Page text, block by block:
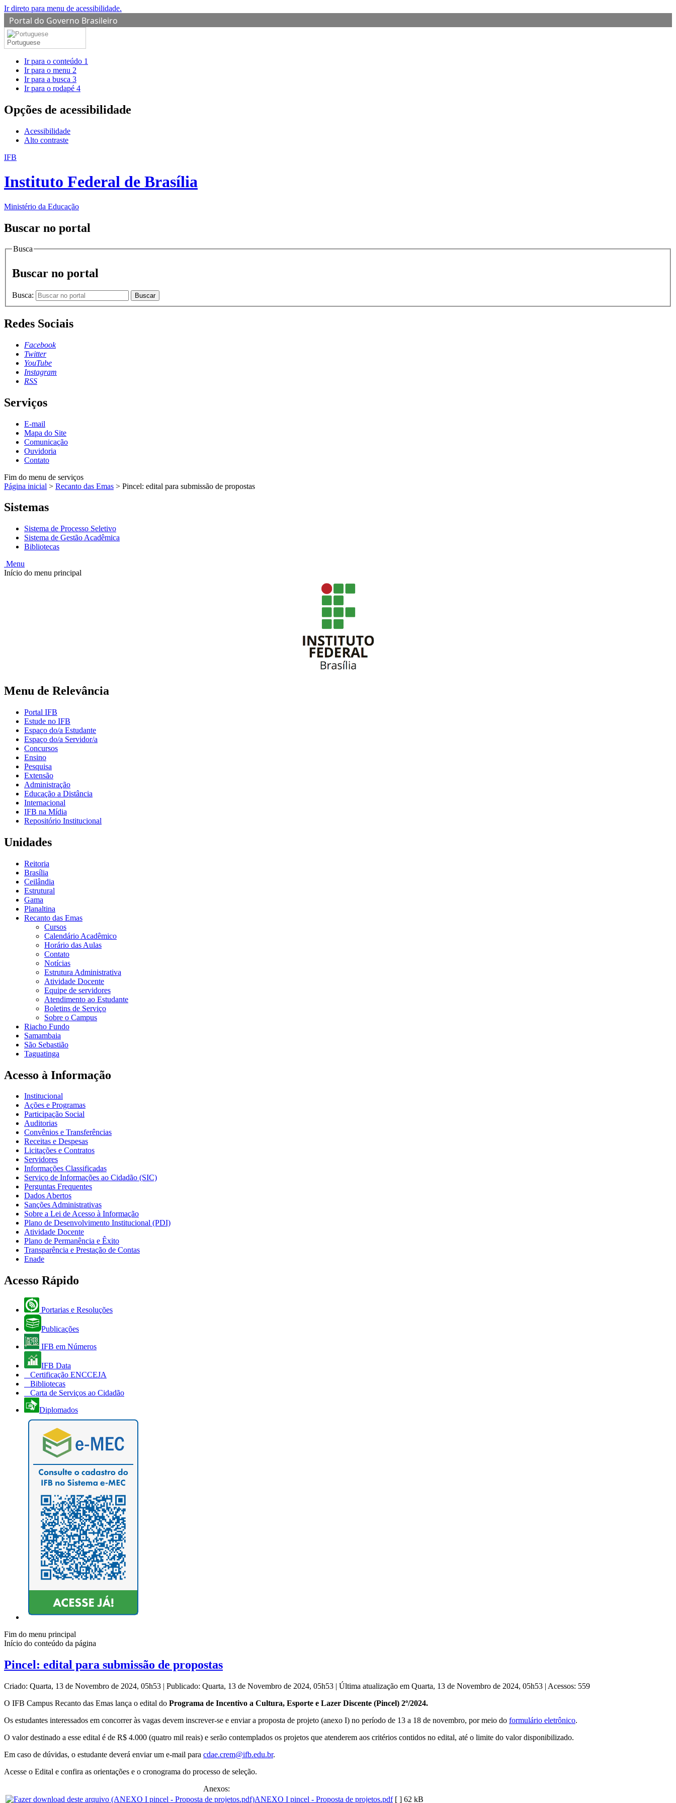
Ir direto para menu de acessibilidade.
Portal do Governo Brasileiro
Portuguese
Ir para o conteúdo 1
Ir para o menu 2
Ir para a busca 3
Ir para o rodapé 4
Opções de acessibilidade
Acessibilidade
Alto contraste
IFB
Instituto Federal de Brasília
Ministério da Educação
Buscar no portal
Busca
Buscar no portal
Busca: Buscar
Redes Sociais
Facebook
Twitter
YouTube
Instagram
RSS
Serviços
E-mail
Mapa do Site
Comunicação
Ouvidoria
Contato
Fim do menu de serviços
Página inicial > Recanto das Emas > Pincel: edital para submissão de propostas
Sistemas
Sistema de Processo Seletivo
Sistema de Gestão Acadêmica
Bibliotecas
Menu
Início do menu principal
Menu de Relevância
Portal IFB
Estude no IFB
Espaço do/a Estudante
Espaço do/a Servidor/a
Concursos
Ensino
Pesquisa
Extensão
Administração
Educação a Distância
Internacional
IFB na Mídia
Repositório Institucional
Unidades
Reitoria
Brasília
Ceilândia
Estrutural
Gama
Planaltina
Recanto das Emas
Cursos
Calendário Acadêmico
Horário das Aulas
Contato
Notícias
Estrutura Administrativa
Atividade Docente
Equipe de servidores
Atendimento ao Estudante
Boletins de Serviço
Sobre o Campus
Riacho Fundo
Samambaia
São Sebastião
Taguatinga
Acesso à Informação
Institucional
Ações e Programas
Participação Social
Auditorias
Convênios e Transferências
Receitas e Despesas
Licitações e Contratos
Servidores
Informações Classificadas
Serviço de Informações ao Cidadão (SIC)
Perguntas Frequentes
Dados Abertos
Sanções Administrativas
Sobre a Lei de Acesso à Informação
Plano de Desenvolvimento Institucional (PDI)
Atividade Docente
Plano de Permanência e Êxito
Transparência e Prestação de Contas
Enade
Acesso Rápido
Portarias e Resoluções
Publicações
IFB em Números
IFB Data
Certificação ENCCEJA
Bibliotecas
Carta de Serviços ao Cidadão
Diplomados
Fim do menu principal
Início do conteúdo da página
Pincel: edital para submissão de propostas
Criado: Quarta, 13 de Novembro de 2024, 05h53 | Publicado: Quarta, 13 de Novembro de 2024, 05h53 | Última atualização em Quarta, 13 de Novembro de 2024, 05h53 | Acessos: 559
O IFB Campus Recanto das Emas lança o edital do Programa de Incentivo a Cultura, Esporte e Lazer Discente (Pincel) 2º/2024.
Os estudantes interessados em concorrer às vagas devem inscrever-se e enviar a proposta de projeto (anexo I) no período de 13 a 18 de novembro, por meio do formulário eletrônico.
O valor destinado a esse edital é de R$ 4.000 (quatro mil reais) e serão contemplados os projetos que atenderem aos critérios contidos no edital, até o limite do valor disponibilizado.
Em caso de dúvidas, o estudante deverá enviar um e-mail para cdae.crem@ifb.edu.br.
Acesse o Edital e confira as orientações e o cronograma do processo de seleção.
Anexos:
ANEXO I pincel - Proposta de projetos.pdf [ ] 62 kB